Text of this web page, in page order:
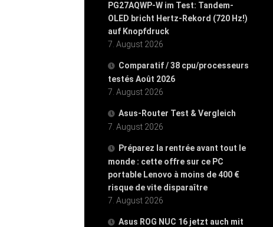
PG27AQWP-W im Test: Tandem-
OLED bricht Hertz-Rekord (720 Hz!)
auf Knopfdruck
7. August 2026
Comparatif / 38 cpu/processeurs
testés Août 2026
7. August 2026
Asus-Router Test & Vergleich
7. August 2026
Préparez la rentrée avant tout le
monde : cette offre sur ce PC
portable Lenovo à moins de 400 €
risque de vite disparaître
7. August 2026
Asus ROG NUC 16 jetzt auch mit